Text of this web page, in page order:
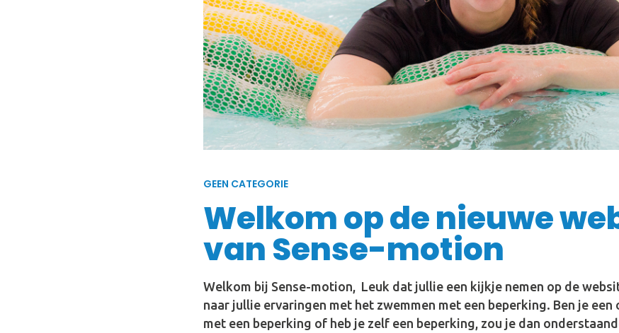
GEEN CATEGORIE
Welkom op de nieuwe
van Sense-motion
Welkom bij Sense-motion, Leuk dat jullie een kijkje nemen op de
naar jullie ervaringen met het zwemmen met een beperking. Ben je een
met een beperking of heb je zelf een beperking, zou je dan